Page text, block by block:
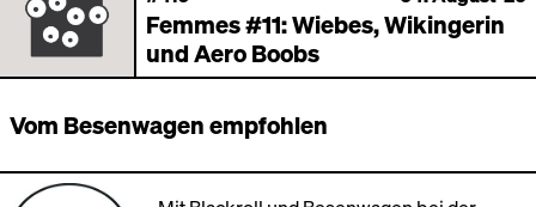
Femmes #11: Wiebes, Wikingerin
und Aero Boobs
Vom Besenwagen empfohlen